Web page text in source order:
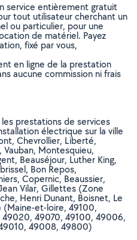
service entièrement gratuit
tout utilisateur cherchant un
ou particulier, pour une
de matériel. Payez
fixé par vous,
en ligne de la prestation
aucune commission ni frais
prestations de services
électrique sur la ville
Chevrollier, Liberté,
Montesquieu,
Beauséjour, Luther King,
Bon Repos,
Copernic, Beaussier,
Vilar, Gillettes (Zone
Henri Dunant, Boisnet, Le
et-loire, 49100,
49070, 49100, 49006,
49008, 49800)